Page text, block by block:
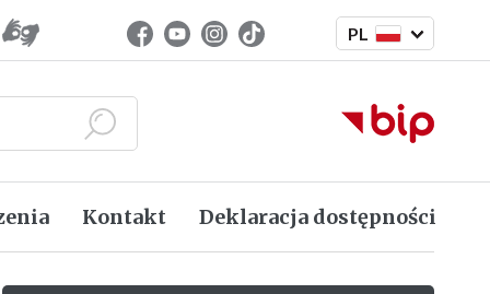
Zmień język Facebook (link zewnętrzny)
Youtube (link zewnętrzny)
Instagram (link zewnętrzny)
TikTok (link zewnętrzny)
PL Język polski
Szukaj
Kontakt Deklaracja dostępności